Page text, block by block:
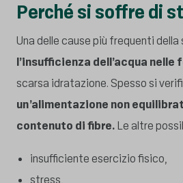
Perché si soffre di
Una delle cause più frequenti
l’insufficienza dell’acqua nelle
scarsa idratazione. Spesso si
un’alimentazione non
contenuto di fibre.Le altre
insufficiente esercizio fisico,
stress,